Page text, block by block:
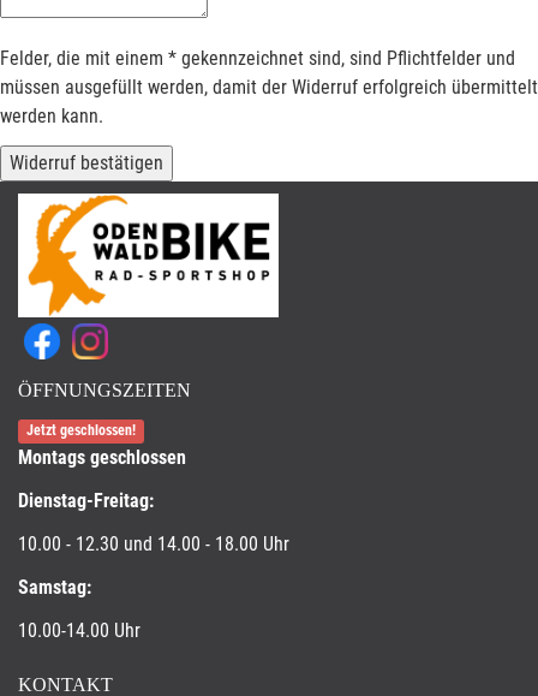
Felder, die mit einem * gekennzeichnet sind, sind Pflichtfelder und
müssen ausgefüllt werden, damit der Widerruf erfolgreich übermittelt
werden kann.
Widerruf bestätigen
ÖFFNUNGSZEITEN
Jetzt geschlossen!
Montags geschlossen
Dienstag-Freitag:
10.00 - 12.30 und 14.00 - 18.00 Uhr
Samstag:
10.00-14.00 Uhr
KONTAKT